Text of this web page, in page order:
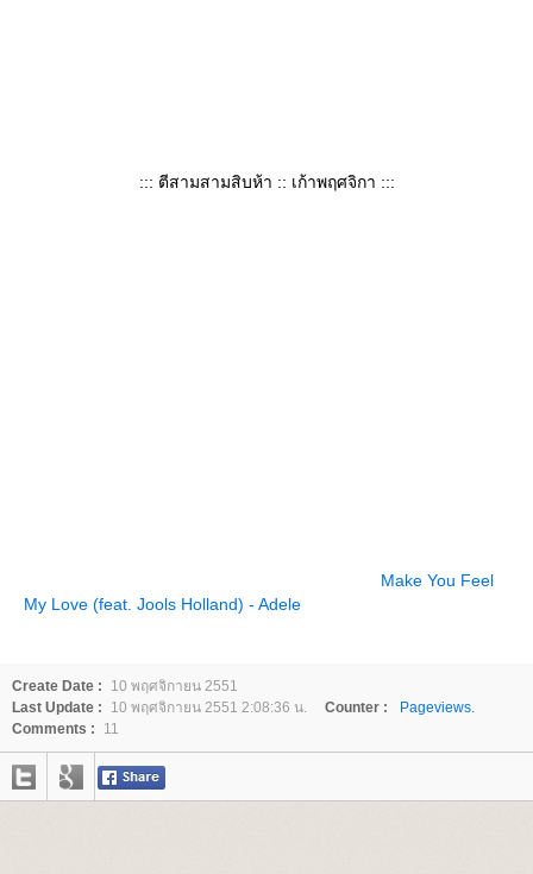
::: ตีสามสามสิบห้า :: เก้าพฤศจิกา :::
Make You Feel
My Love (feat. Jools Holland) - Adele
Create Date :
10 พฤศจิกายน 2551
Last Update :
10 พฤศจิกายน 2551 2:08:36 น. Counter :
Pageviews.
Comments :
11